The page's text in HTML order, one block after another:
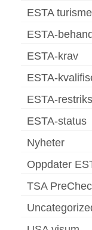
ESTA turisme
ESTA-
ESTA-krav
ESTA-
ESTA-
ESTA-status
Nyheter
Oppdater
TSA